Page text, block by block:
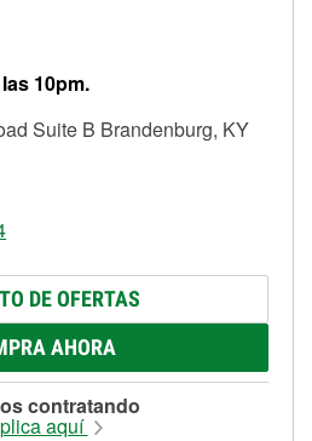
10pm.
Suite B Brandenburg, KY
DE OFERTAS
AHORA
contratando
aquí